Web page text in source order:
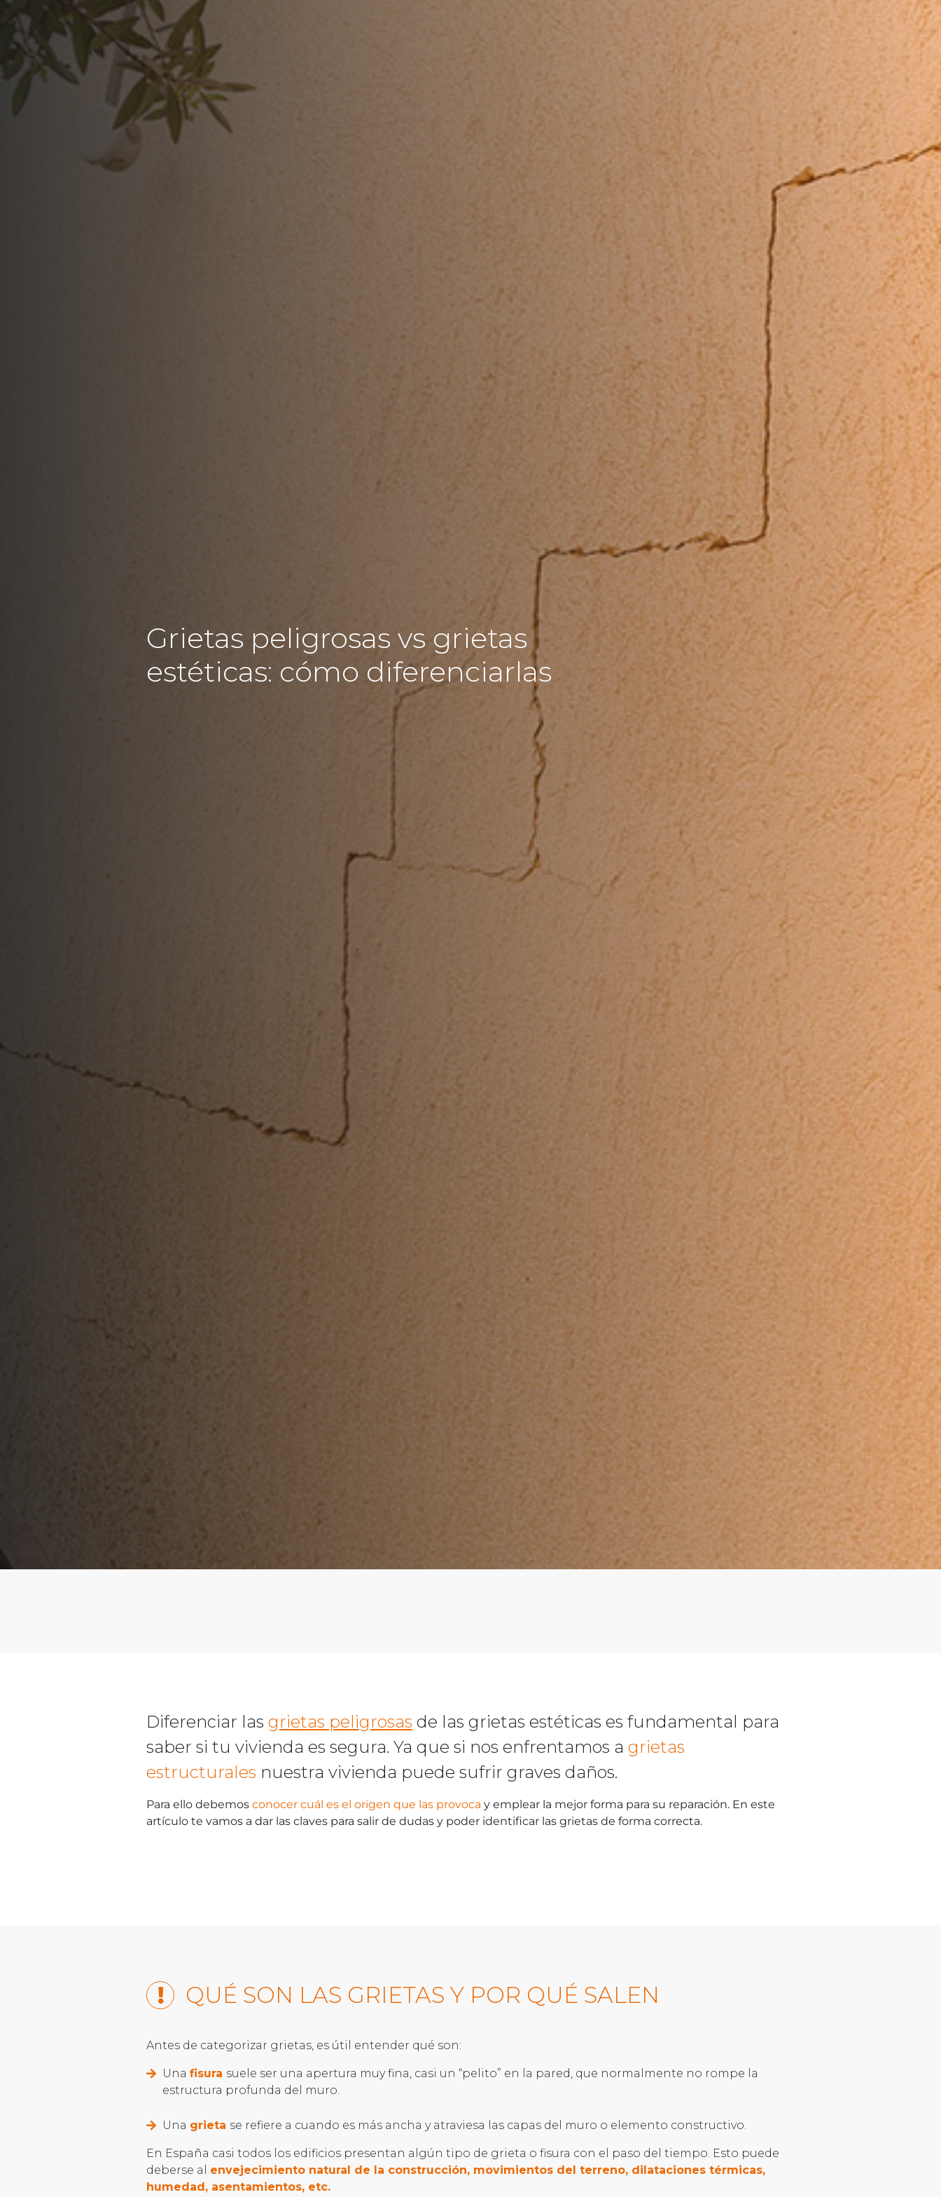
Grietas peligrosas vs grietas
estéticas: cómo diferenciarlas
Diferenciar las grietas peligrosas de las grietas estéticas es fundamental para
saber si tu vivienda es segura. Ya que si nos enfrentamos a grietas
estructurales nuestra vivienda puede sufrir graves daños.
Para ello debemos conocer cuál es el origen que las provoca y emplear la mejor forma para su reparación. En este
artículo te vamos a dar las claves para salir de dudas y poder identificar las grietas de forma correcta.
QUÉ SON LAS GRIETAS Y POR QUÉ SALEN
Antes de categorizar grietas, es útil entender qué son:
Una fisura suele ser una apertura muy fina, casi un “pelito” en la pared, que normalmente no rompe la
estructura profunda del muro.
Una grieta se refiere a cuando es más ancha y atraviesa las capas del muro o elemento constructivo.
En España casi todos los edificios presentan algún tipo de grieta o fisura con el paso del tiempo. Esto puede
deberse al envejecimiento natural de la construcción, movimientos del terreno, dilataciones térmicas,
humedad, asentamientos, etc.